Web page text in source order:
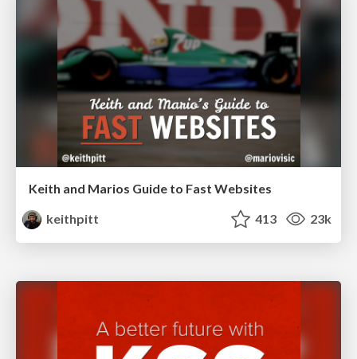
Keith and Marios Guide to Fast Websites
keithpitt
413 23k